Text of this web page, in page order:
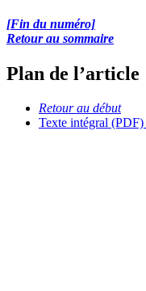
[Fin du numéro]
Retour au sommaire
Plan de l’article
Retour au début
Texte intégral (PDF)